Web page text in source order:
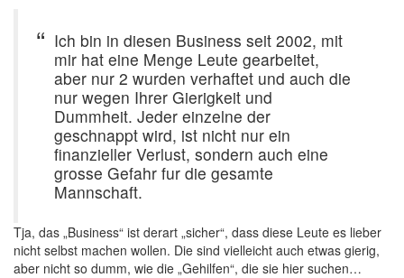
Ich bin in diesen Business seit 2002, mit
mir hat eine Menge Leute gearbeitet,
aber nur 2 wurden verhaftet und auch die
nur wegen Ihrer Gierigkeit und
Dummheit. Jeder einzelne der
geschnappt wird, ist nicht nur ein
finanzieller Verlust, sondern auch eine
grosse Gefahr fur die gesamte
Mannschaft.
Tja, das „Business“ ist derart „sicher“, dass diese Leute es lieber
nicht selbst machen wollen. Die sind vielleicht auch etwas gierig,
aber nicht so dumm, wie die „Gehilfen“, die sie hier suchen…